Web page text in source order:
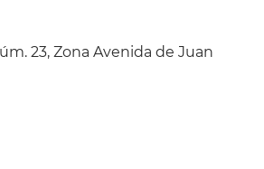
23, Zona Avenida de Juan